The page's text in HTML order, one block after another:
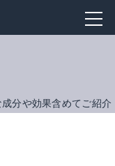
分や効果含めてご紹介